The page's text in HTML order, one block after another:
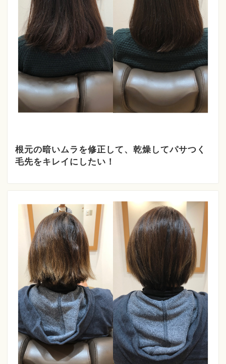
根元の暗いムラを修正して、乾燥してパサつく
毛先をキレイにしたい！